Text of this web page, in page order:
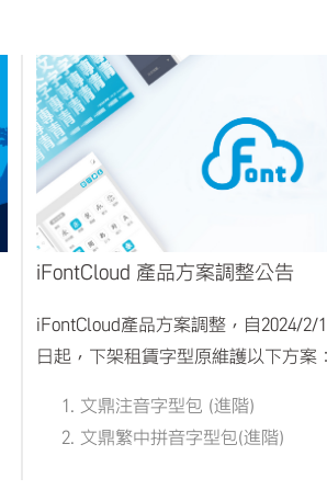
iFontCloud 產品方案調整公告
iFontCloud產品方案調整，自2024/2/1
日起，下架租賃字型原維護以下方案
文鼎注音字型包 (進階)
文鼎繁中拼音字型包(進階)